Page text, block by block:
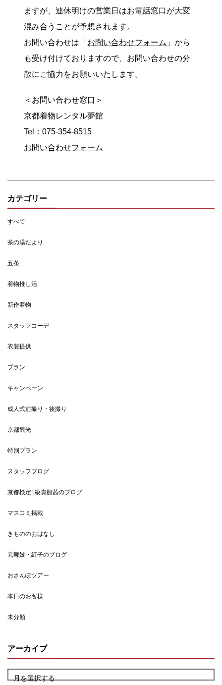
カテゴリー
すべて
茶の湯だより
五条
着物推し活
新作着物
スタッフコーデ
衣装提供
プラン
キャンペーン
成人式前撮り・後撮り
京都観光
特別プラン
スタッフブログ
京都検定1級貴船茜のブログ
マスコミ掲載
きもののおはなし
元舞妓・紅子のブログ
おさんぽツアー
本日のお客様
未分類
アーカイブ
月を選択する
ますが、連休明けの営業日はお電話窓口が大変
混み合うことが予想されます。
お問い合わせは「 お問い合わせフォーム 」から
も受け付けておりますので、お問い合わせの分
散にご協力をお願いいたします。
＜お問い合わせ窓口＞
京都着物レンタル夢館
Tel：075-354-8515
お問い合わせフォーム